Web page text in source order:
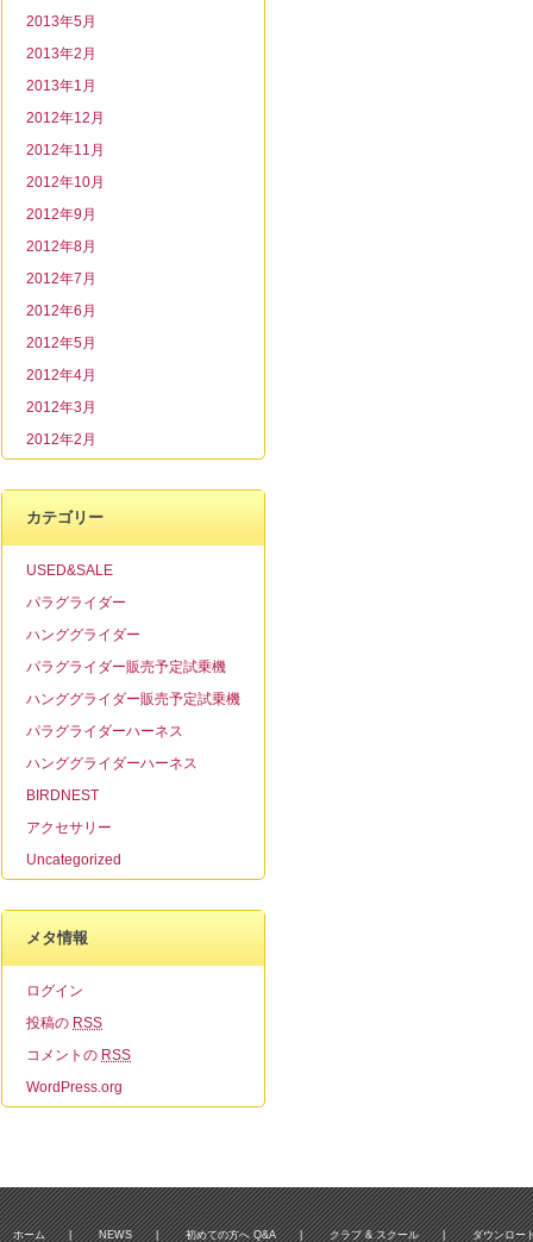
2013年5月
2013年2月
2013年1月
2012年12月
2012年11月
2012年10月
2012年9月
2012年8月
2012年7月
2012年6月
2012年5月
2012年4月
2012年3月
2012年2月
カテゴリー
USED&SALE
パラグライダー
ハンググライダー
パラグライダー販売予定試乗機
ハンググライダー販売予定試乗機
パラグライダーハーネス
ハンググライダーハーネス
BIRDNEST
アクセサリー
Uncategorized
メタ情報
ログイン
投稿の RSS
コメントの RSS
WordPress.org
ホーム | NEWS | 初めての方へ Q&A | クラブ & スクール | ダウンロー